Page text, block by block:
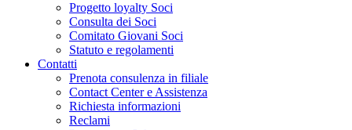
Progetto loyalty Soci
Consulta dei Soci
Comitato Giovani Soci
Statuto e regolamenti
Contatti
Prenota consulenza in filiale
Contact Center e Assistenza
Richiesta informazioni
Reclami